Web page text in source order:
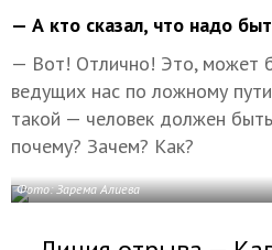
— А кто сказал, что надо
— Вот! Отлично! Это, может
ведущих нас по ложному
такой — человек должен
почему? Зачем? Как?
Фото: Зарема Алиева